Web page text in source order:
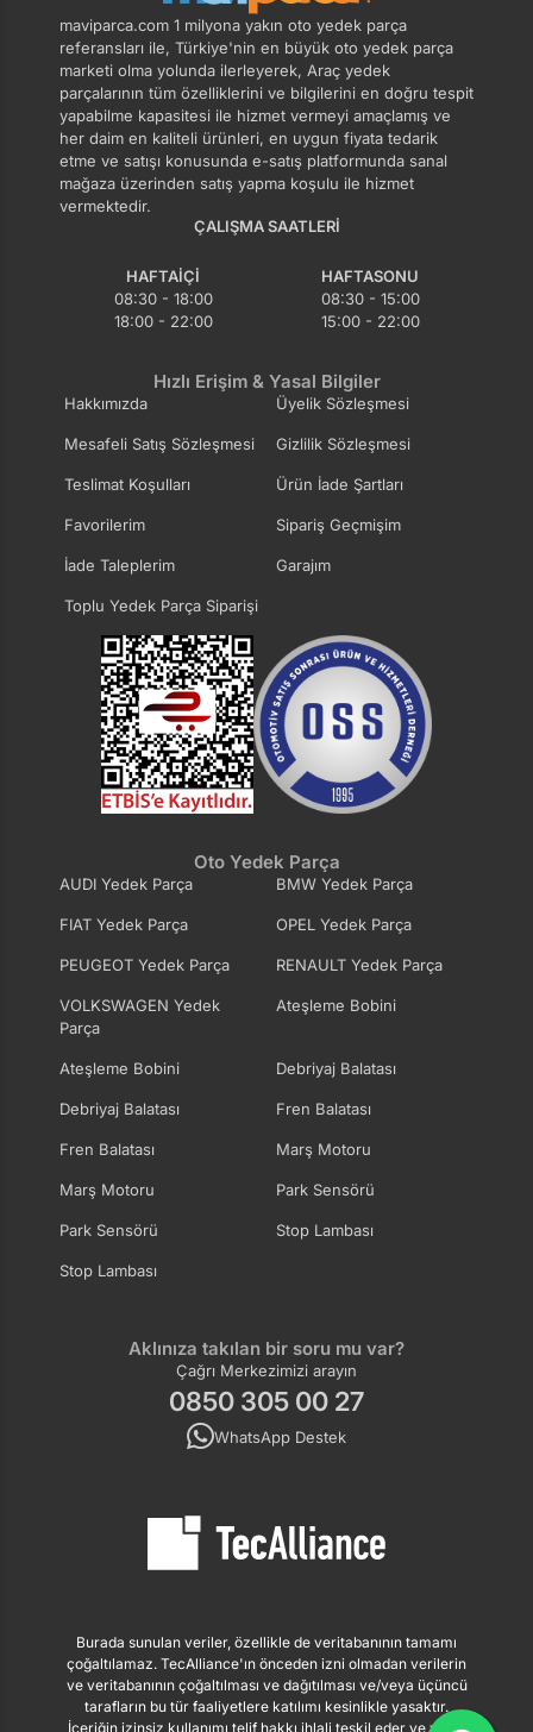
maviparca.com 1 milyona yakın oto yedek parça
referansları ile, Türkiye'nin en büyük oto yedek parça
marketi olma yolunda ilerleyerek, Araç yedek
parçalarının tüm özelliklerini ve bilgilerini en doğru tespit
yapabilme kapasitesi ile hizmet vermeyi amaçlamış ve
her daim en kaliteli ürünleri, en uygun fiyata tedarik
etme ve satışı konusunda e-satış platformunda sanal
mağaza üzerinden satış yapma koşulu ile hizmet
vermektedir.
ÇALIŞMA SAATLERI
HAFTAIÇI
08:30 - 18:00
18:00 - 22:00
HAFTASONU
08:30 - 15:00
15:00 - 22:00
Hızlı Erişim & Yasal Bilgiler
Hakkımızda Üyelik Sözleşmesi
Mesafeli Satış Sözleşmesi Gizlilik Sözleşmesi
Teslimat Koşulları Ürün İade Şartları
Favorilerim Sipariş Geçmişim
İade Taleplerim Garajım
Toplu Yedek Parça Siparişi
Oto Yedek Parça
AUDI Yedek Parça BMW Yedek Parça
FIAT Yedek Parça OPEL Yedek Parça
PEUGEOT Yedek Parça RENAULT Yedek Parça
VOLKSWAGEN Yedek
Parça
Ateşleme Bobini
Ateşleme Bobini Debriyaj Balatası
Debriyaj Balatası Fren Balatası
Fren Balatası Marş Motoru
Marş Motoru Park Sensörü
Park Sensörü Stop Lambası
Stop Lambası
Aklınıza takılan bir soru mu var?
Çağrı Merkezimizi arayın
0850 305 00 27
WhatsApp Destek
Burada sunulan veriler, özellikle de veritabanının tamamı
çoğaltılamaz. TecAlliance'ın önceden izni olmadan verilerin
ve veritabanının çoğaltılması ve dağıtılması ve/veya üçüncü
tarafların bu tür faaliyetlere katılımı kesinlikle yasaktır.
İçeriğin izinsiz kullanımı telif hakkı ihlali teşkil eder ve yasal